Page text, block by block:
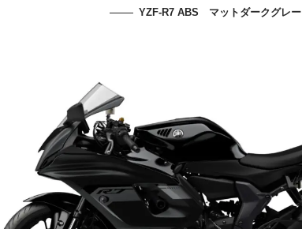
YZF-R7 ABS マットダークグレー